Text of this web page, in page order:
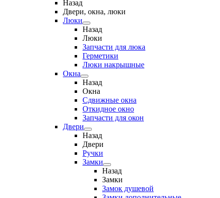
Назад
Двери, окна, люки
Люки
Назад
Люки
Запчасти для люка
Герметики
Люки накрышные
Окна
Назад
Окна
Сдвижные окна
Откидное окно
Запчасти для окон
Двери
Назад
Двери
Ручки
Замки
Назад
Замки
Замок душевой